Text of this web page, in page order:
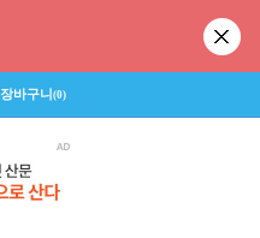
장바구니(0)